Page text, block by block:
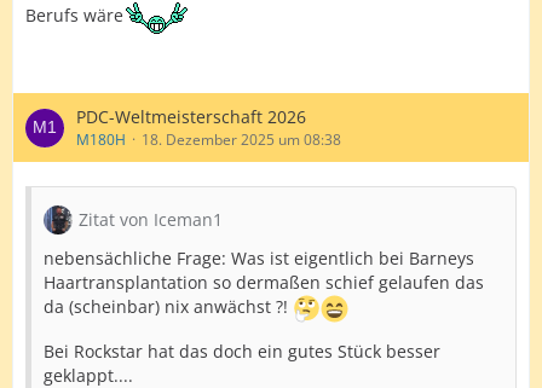
Berufs wäre
PDC-Weltmeisterschaft 2026
M180H 18. Dezember 2025 um 08:38
Zitat von Iceman1
nebensächliche Frage: Was ist eigentlich bei Barneys
Haartransplantation so dermaßen schief gelaufen das
da (scheinbar) nix anwächst ?!
Bei Rockstar hat das doch ein gutes Stück besser
geklappt....